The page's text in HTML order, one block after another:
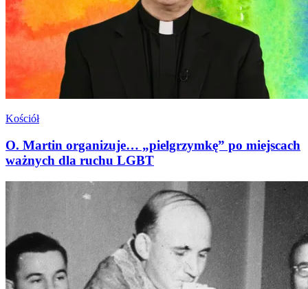
Kościół
O. Martin organizuje… „pielgrzymkę” po miejscach
ważnych dla ruchu LGBT